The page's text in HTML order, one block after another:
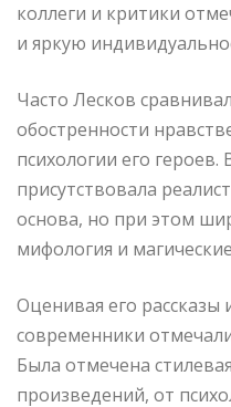
коллеги и критики
и яркую
Часто Лесков
обостренности
психологии его
присутствовала
основа, но при этом
мифология и
Оценивая его
современники
Была отмечена
произведений, от